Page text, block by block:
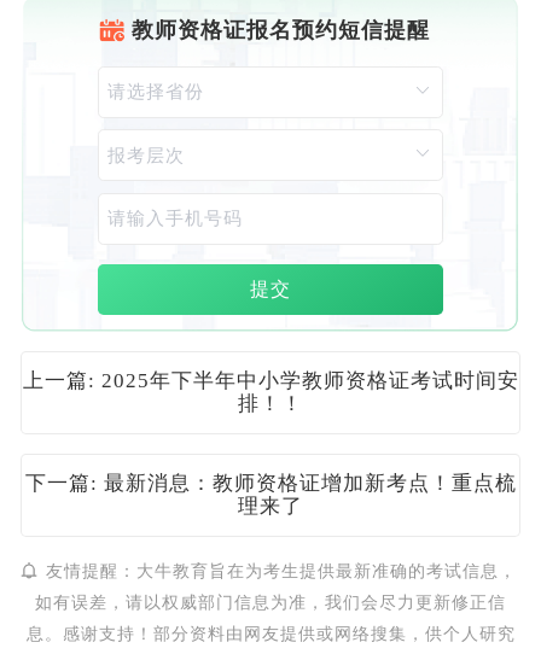
教师资格证报名预约短信提醒
提交
上一篇: 2025年下半年中小学教师资格证考试时间安
排！！
下一篇: 最新消息：教师资格证增加新考点！重点梳
理来了
友情提醒：大牛教育旨在为考生提供最新准确的考试信息，
如有误差，请以权威部门信息为准，我们会尽力更新修正信
息。感谢支持！部分资料由网友提供或网络搜集，供个人研究